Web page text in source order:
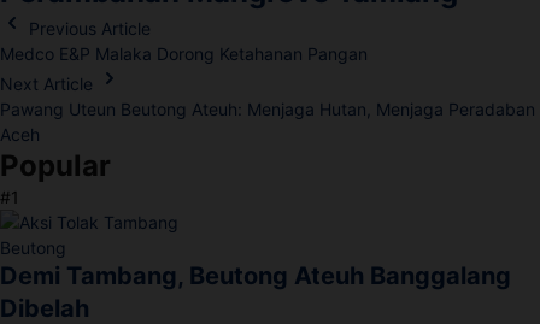
Previous Article
Medco E&P Malaka Dorong Ketahanan Pangan
Next Article
Pawang Uteun Beutong Ateuh: Menjaga Hutan, Menjaga Peradaban
Aceh
Popular
#1
Demi Tambang, Beutong Ateuh Banggalang
Dibelah